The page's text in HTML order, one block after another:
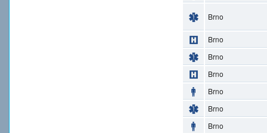
Brno
Brno
Brno
Brno
Brno
Brno
Brno